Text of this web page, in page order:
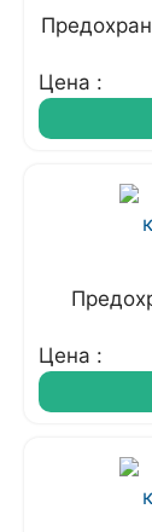
Цена :
Цена :